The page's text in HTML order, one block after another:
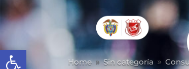
Abrir barra de herramientas
Home 9 Sin categoría 9